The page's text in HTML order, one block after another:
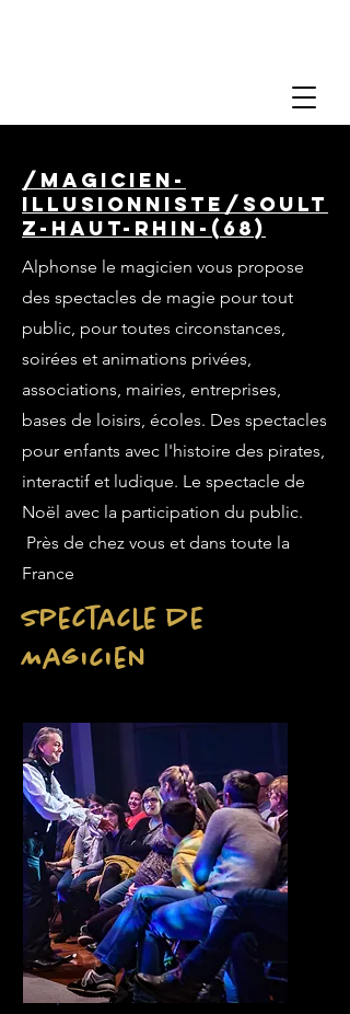
/magicien-
illusionniste/soult
z-haut-rhin-(68)
Alphonse le magicien vous propose
des spectacles de magie pour tout
public, pour toutes circonstances,
soirées et animations privées,
associations, mairies, entreprises,
bases de loisirs, écoles. Des spectacles
pour enfants avec l'histoire des pirates,
interactif et ludique. Le spectacle de
Noël avec la participation du public.
Près de chez vous et dans toute la
France
Spectacle de
Magicien